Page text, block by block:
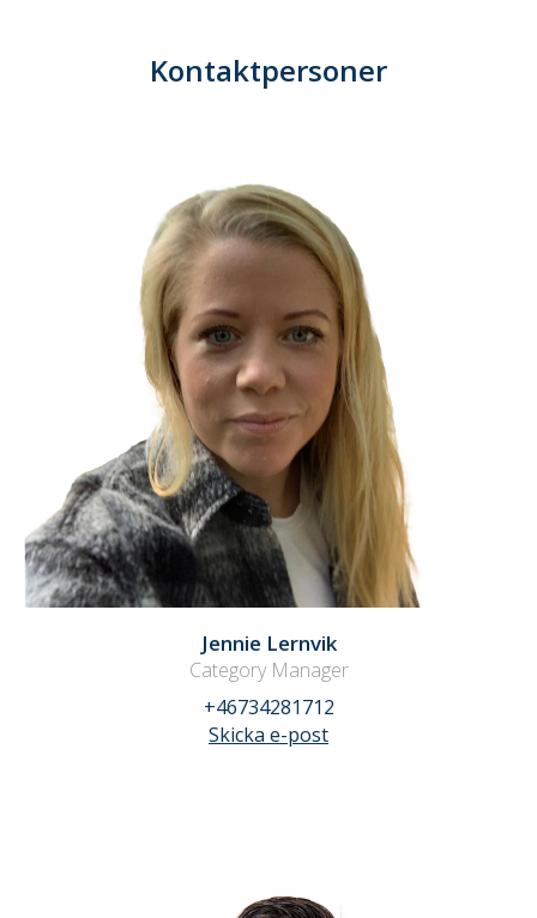
Kontaktpersoner
Jennie Lernvik
Category Manager
+46734281712
Skicka e-post